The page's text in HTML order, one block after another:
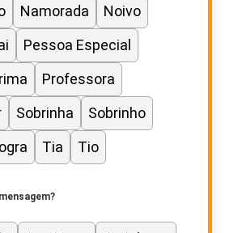
Namorada
Noivo
Pessoa Especial
Professora
Sobrinha
Sobrinho
Tia Tio